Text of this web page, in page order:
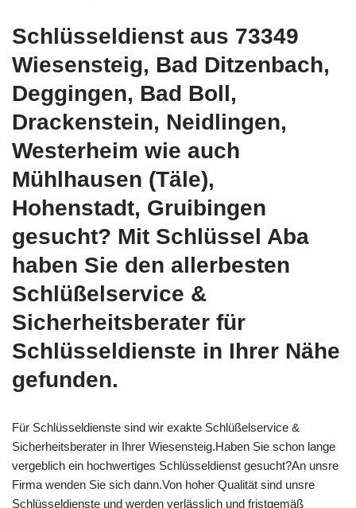
Schlüsseldienst aus 73349
Wiesensteig, Bad Ditzenbach,
Deggingen, Bad Boll,
Drackenstein, Neidlingen,
Westerheim wie auch
Mühlhausen (Täle),
Hohenstadt, Gruibingen
gesucht? Mit Schlüssel Aba
haben Sie den allerbesten
Schlüßelservice &
Sicherheitsberater für
Schlüsseldienste in Ihrer Nähe
gefunden.
Für Schlüsseldienste sind wir exakte Schlüßelservice &
Sicherheitsberater in Ihrer Wiesensteig.Haben Sie schon lange
vergeblich ein hochwertiges Schlüsseldienst gesucht?An unsre
Firma wenden Sie sich dann.Von hoher Qualität sind unsre
Schlüsseldienste und werden verlässlich und fristgemäß